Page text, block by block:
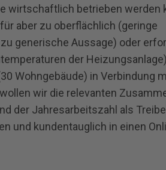
wirtschaftlich betrieben werden
aber zu oberflächlich (geringe
generische Aussage) oder
der
Wohngebäude) in Verbindung
wir die relevanten
der Jahresarbeitszahl als
und kundentauglich in einen